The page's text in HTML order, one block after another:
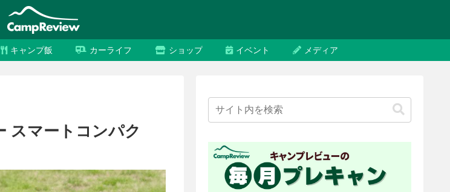
キャンプ飯 カーライフ ショップ イベント メディア
スマートコンパク